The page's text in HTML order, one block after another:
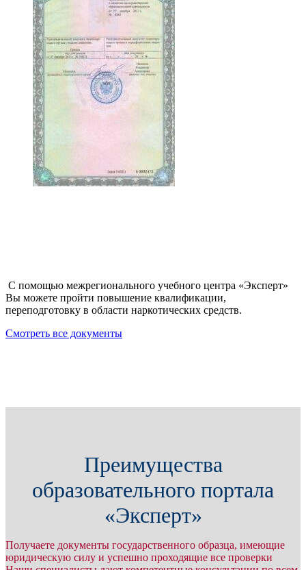
С помощью межрегионального учебного центра «Эксперт»
Вы можете пройти повышение квалификации,
переподготовку в области наркотических средств.
Смотреть все документы
Преимущества
образовательного портала
«Эксперт»
Получаете документы государственного образца, имеющие
юридическую силу и успешно проходящие все проверки